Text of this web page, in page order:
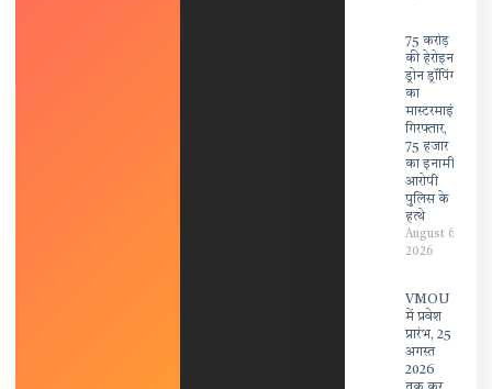
75 करोड़
की हेरोइन
ड्रोन ड्रॉपिंग
का
मास्टरमाइंड
गिरफ्तार,
75 हजार
का इनामी
आरोपी
पुलिस के
हत्थे
August 6,
2026
VMOU
में प्रवेश
प्रारंभ, 25
अगस्त
2026